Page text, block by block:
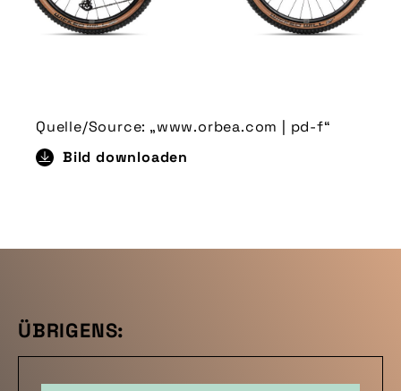
Quelle/Source: „www.orbea.com | pd-f“
Bild downloaden
ÜBRIGENS: